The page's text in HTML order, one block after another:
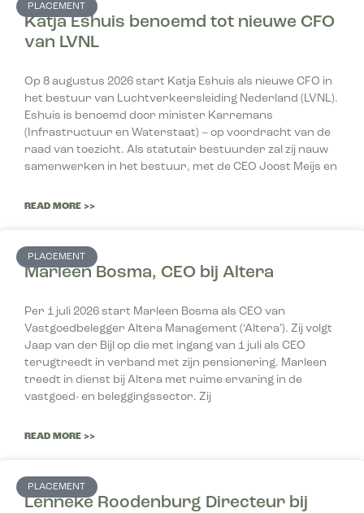
PLACEMENT
Katja Eshuis benoemd tot nieuwe CFO
van LVNL
Op 8 augustus 2026 start Katja Eshuis als nieuwe CFO in
het bestuur van Luchtverkeersleiding Nederland (LVNL).
Eshuis is benoemd door minister Karremans
(Infrastructuur en Waterstaat) – op voordracht van de
raad van toezicht. Als statutair bestuurder zal zij nauw
samenwerken in het bestuur, met de CEO Joost Meijs en
READ MORE >>
PLACEMENT
Marleen Bosma, CEO bij Altera
Per 1 juli 2026 start Marleen Bosma als CEO van
Vastgoedbelegger Altera Management (‘Altera’). Zij volgt
Jaap van der Bijl op die met ingang van 1 juli als CEO
terugtreedt in verband met zijn pensionering. Marleen
treedt in dienst bij Altera met ruime ervaring in de
vastgoed- en beleggingssector. Zij
READ MORE >>
PLACEMENT
Lenneke Roodenburg Directeur bij